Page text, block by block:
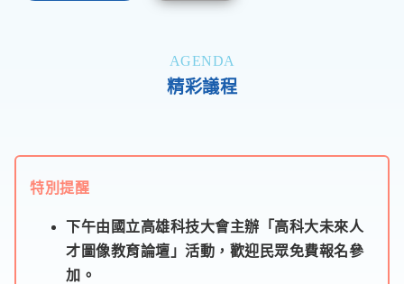
AGENDA
精彩議程
特別提醒
下午由國立高雄科技大會主辦「高科大未來人
才圖像教育論壇」活動，歡迎民眾免費報名參
加。